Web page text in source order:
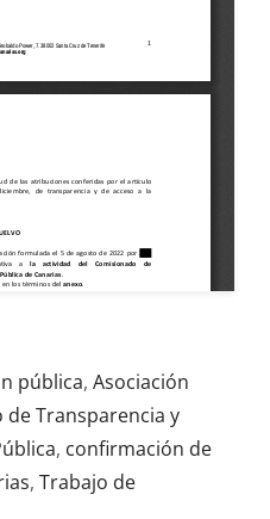
pública, Asociación
de Transparencia y
, confirmación de
, Trabajo de